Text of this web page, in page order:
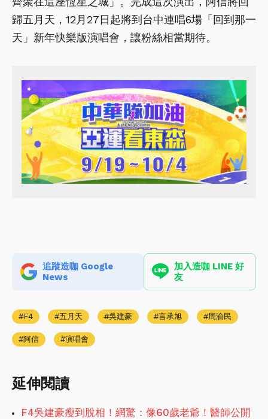
歸五月天，12月27日起將到台中連唱6場「回到那一
天」新年快樂版演唱會，讓粉絲相當期待。
追蹤造咖 Google
News
加入造咖 LINE 好
友
F4 五月天 吳建豪 言承旭 周渝民
阿信 演唱會
延伸閱讀
F4吳建豪瘦到脫相！網驚：像60歲老爺！醫師公開